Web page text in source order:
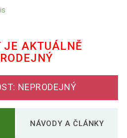
JE AKTUÁLNĚ
NEPRODEJNÝ
NÁVODY A ČLÁNKY